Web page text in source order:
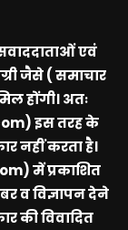
एवं
जैसे ( समाचार
होंगी। अतः
इस तरह के
नहीं करता है।
में प्रकाशित
व विज्ञापन देने
की विवादित